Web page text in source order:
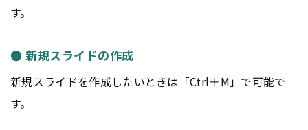
す。
● 新規スライドの作成
新規スライドを作成したいときは「Ctrl＋M」で可能で
す。